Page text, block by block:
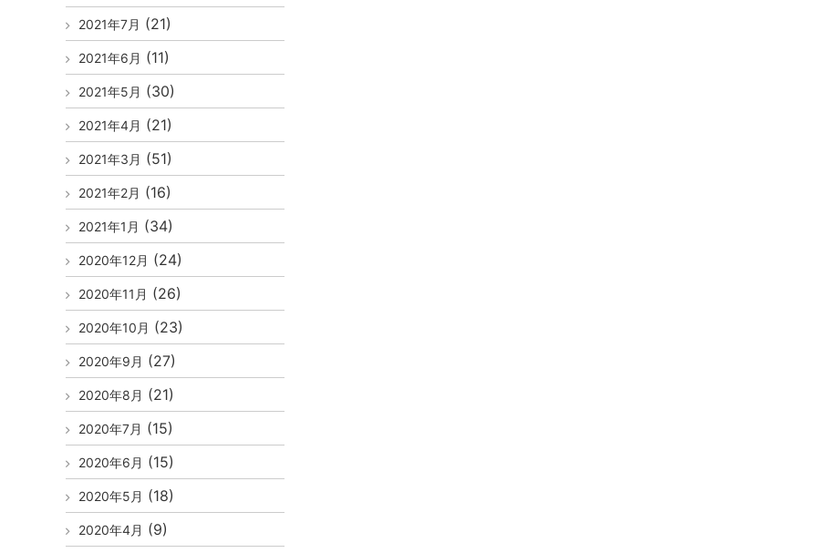
2021年7月 (21)
2021年6月 (11)
2021年5月 (30)
2021年4月 (21)
2021年3月 (51)
2021年2月 (16)
2021年1月 (34)
2020年12月 (24)
2020年11月 (26)
2020年10月 (23)
2020年9月 (27)
2020年8月 (21)
2020年7月 (15)
2020年6月 (15)
2020年5月 (18)
2020年4月 (9)